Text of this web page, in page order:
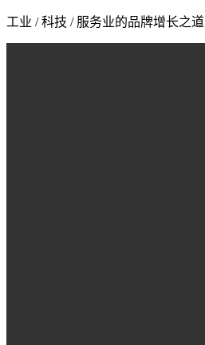
工业 / 科技 / 服务业的品牌增长之道